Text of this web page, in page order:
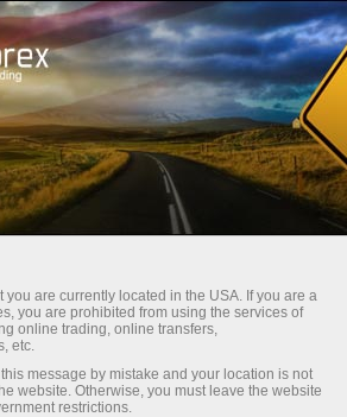
Trade analysis articles Trade reviews
FOREX –
DIÁRIAS DO
Deposite dinheiro
you are currently located in the USA. If you are a
you are prohibited from using the services of
online trading, online transfers,
etc.
message by mistake and your location is not
website. Otherwise, you must leave the website
restrictions.